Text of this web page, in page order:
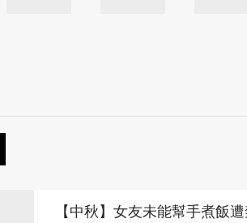
【中秋】女友未能幫手煮飯